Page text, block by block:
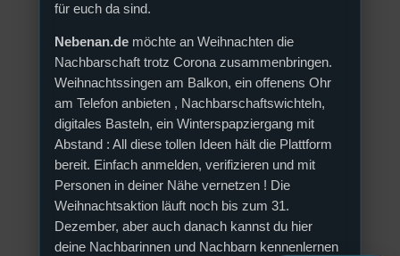
für euch da sind.
Nebenan.de möchte an Weihnachten die
Nachbarschaft trotz Corona zusammenbringen.
Weihnachtssingen am Balkon, ein offenens Ohr
am Telefon anbieten , Nachbarschaftswichteln,
digitales Basteln, ein Winterspapziergang mit
Abstand : All diese tollen Ideen hält die Plattform
bereit. Einfach anmelden, verifizieren und mit
Personen in deiner Nähe vernetzen ! Die
Weihnachtsaktion läuft noch bis zum 31.
Dezember, aber auch danach kannst du hier
deine Nachbarinnen und Nachbarn kennenlernen